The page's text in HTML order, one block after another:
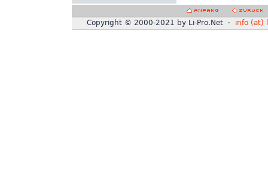
Copyright © 2000-2021 by Li-Pro.Net · info (at)